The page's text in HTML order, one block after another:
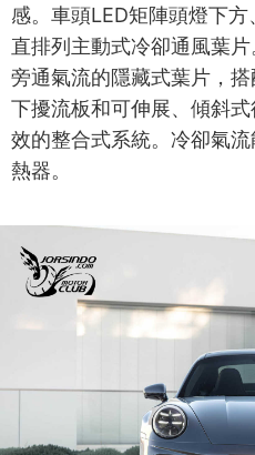
感。車頭LED矩陣頭燈下
直排列主動式冷卻通風葉
旁通氣流的隱藏式葉片，
下擾流板和可伸展、傾斜
效的整合式系統。冷卻氣
熱器。